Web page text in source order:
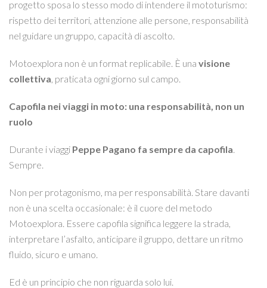
progetto sposa lo stesso modo di intendere il mototurismo:
rispetto dei territori, attenzione alle persone, responsabilità
nel guidare un gruppo, capacità di ascolto.
Motoexplora non è un format replicabile. È una visione
collettiva, praticata ogni giorno sul campo.
Capofila nei viaggi in moto: una responsabilità, non un
ruolo
Durante i viaggi Peppe Pagano fa sempre da capofila.
Sempre.
Non per protagonismo, ma per responsabilità. Stare davanti
non è una scelta occasionale: è il cuore del metodo
Motoexplora. Essere capofila significa leggere la strada,
interpretare l’asfalto, anticipare il gruppo, dettare un ritmo
fluido, sicuro e umano.
Ed è un principio che non riguarda solo lui.